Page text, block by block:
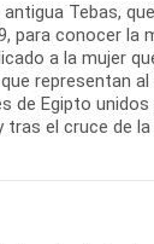
Tebas,
para conocer la
a la mujer
representan
de Egipto unidos
tras el cruce de